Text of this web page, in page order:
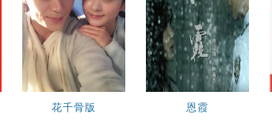
花千骨版 恩霞